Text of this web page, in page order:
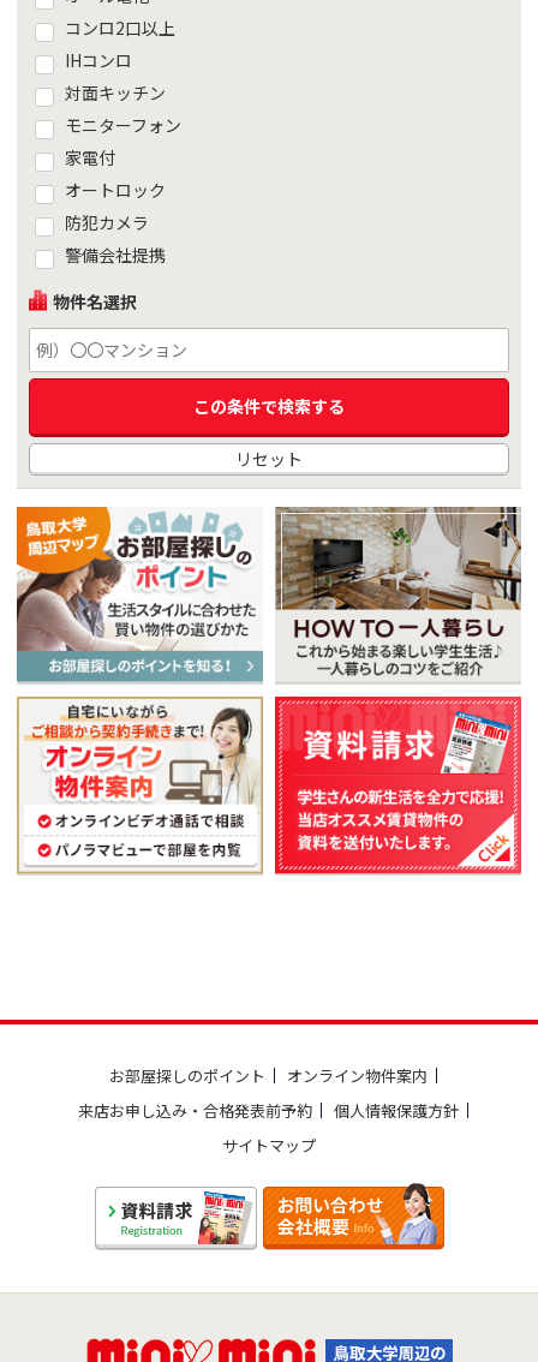
コンロ2口以上
IHコンロ
対面キッチン
モニターフォン
家電付
オートロック
防犯カメラ
警備会社提携
物件名選択
リセット
お部屋探しのポイント
オンライン物件案内
来店お申し込み・合格発表前予約
個人情報保護方針
サイトマップ